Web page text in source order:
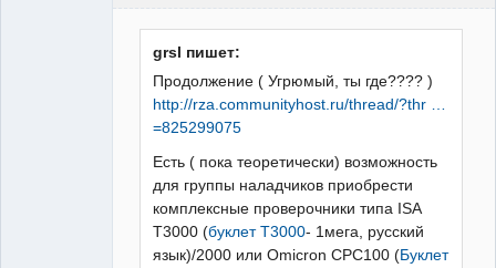
grsl пишет:
Продолжение ( Угрюмый, ты где???? )
http://rza.communityhost.ru/thread/?thr …
=825299075
Есть ( пока теоретически) возможность
для группы наладчиков приобрести
комплексные проверочники типа ISA
T3000 (буклет T3000- 1мега, русский
язык)/2000 или Omicron CPC100 (Буклет